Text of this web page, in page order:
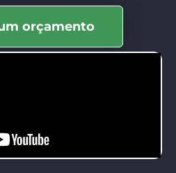
orçamento